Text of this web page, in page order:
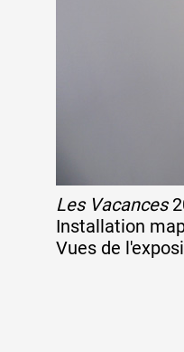
Les Vacances
Installation
Vues de